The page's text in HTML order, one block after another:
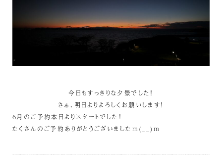
今日もすっきりな夕景でした！
さぁ、明日よりよろしくお願いします！
6月のご予約本日よりスタートでした！
たくさんのご予約ありがとうございましたm(__)m